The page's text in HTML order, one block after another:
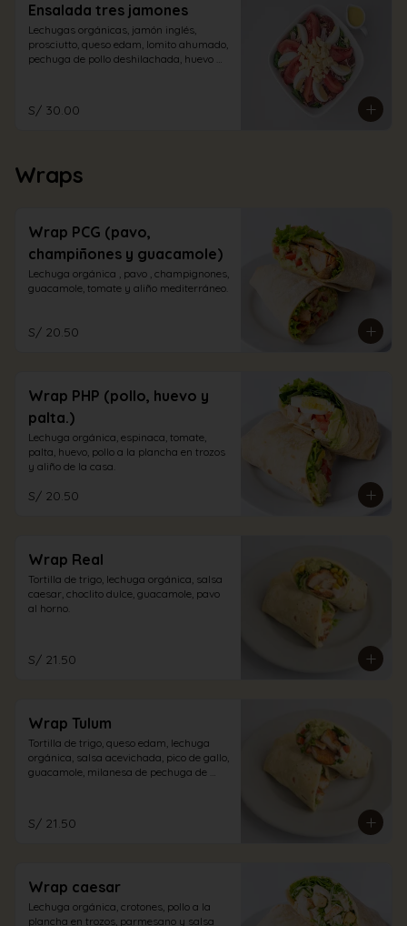
Ensalada tres jamones
Lechugas orgánicas, jamón inglés,
prosciutto, queso edam, lomito ahumado,
pechuga de pollo deshilachada, huevo
S/ 30.00
Wraps
Wrap PCG (pavo,
champiñones y guacamole)
Lechuga orgánica , pavo , champignones,
guacamole, tomate y aliño mediterráneo.
S/ 20.50
Wrap PHP (pollo, huevo y
palta.)
Lechuga orgánica, espinaca, tomate,
palta, huevo, pollo a la plancha en trozos
y aliño de la casa.
S/ 20.50
Wrap Real
Tortilla de trigo, lechuga orgánica, salsa
caesar, choclito dulce, guacamole, pavo
al horno.
S/ 21.50
Wrap Tulum
Tortilla de trigo, queso edam, lechuga
orgánica, salsa acevichada, pico de gallo,
guacamole, milanesa de pechuga de
S/ 21.50
Wrap caesar
Lechuga orgánica, crotones, pollo a la
plancha en trozos, parmesano y salsa